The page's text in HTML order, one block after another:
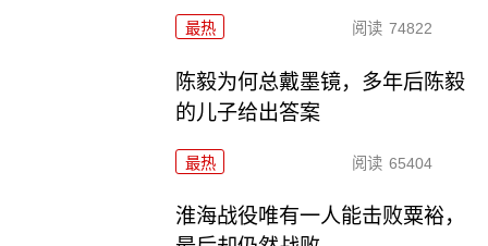
最热 阅读 74822
陈毅为何总戴墨镜，多年后陈毅
的儿子给出答案
最热 阅读 65404
淮海战役唯有一人能击败粟裕，